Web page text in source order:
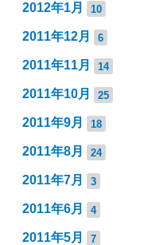
2012年1月 10
2011年12月 6
2011年11月 14
2011年10月 25
2011年9月 18
2011年8月 24
2011年7月 3
2011年6月 4
2011年5月 7